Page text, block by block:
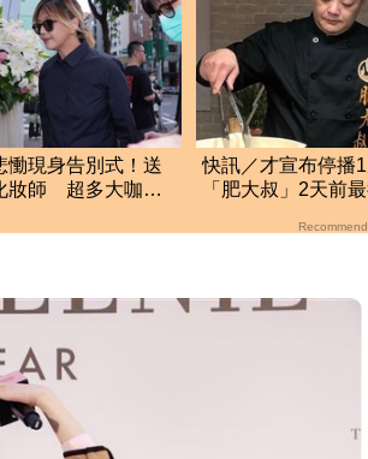
慟現身告別式！送
妝師 超多大咖歌
快訊／才宣布停播
「肥大叔」2天前